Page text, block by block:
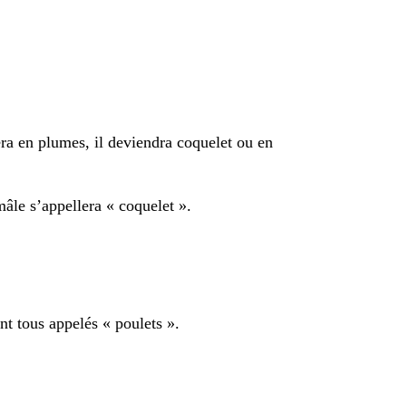
en plumes, il deviendra coquelet ou en
s’appellera « coquelet ».
tous appelés « poulets ».